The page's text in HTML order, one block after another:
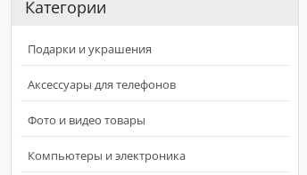
Категории
Подарки и украшения
Аксессуары для телефонов
Фото и видео товары
Компьютеры и электроника